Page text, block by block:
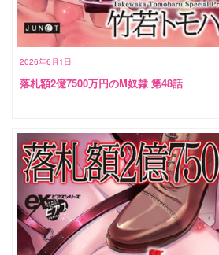
2026年6月1日
落札額2億7500万円のM奴隷 第48話